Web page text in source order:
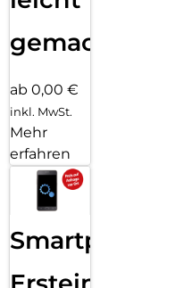
gemacht!
ab 0,00 €
inkl. MwSt.
Mehr
erfahren
Smartphone